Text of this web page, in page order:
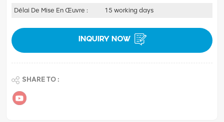
Délai De Mise En Œuvre :
15 working days
INQUIRY NOW
SHARE TO :